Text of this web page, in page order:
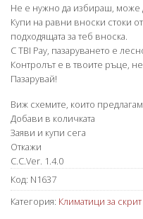
Не е нужно да избираш, може
Купи на равни вноски стоки
подходящата за теб вноска.
С TBI Pay, пазаруването е
Контролът е в твоите ръце,
Пазарувай!
Виж схемите, които
Добави в количката
Заяви и купи сега
Откажи
C.C.Ver. 1.4.0
Код: N1637
Категория: Климатици за